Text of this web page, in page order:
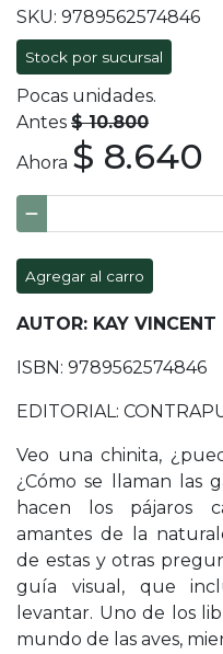
SKU: 9789562574846
Stock por sucursal
Pocas unidades.
Antes $ 10.800
Ahora $ 8.640
Agregar al carro
AUTOR: KAY VINCENT
ISBN: 9789562574846
EDITORIAL:
Veo una chinita,
¿Cómo se llaman las
hacen los pájaros
amantes de la
de estas y otras
guía visual, que
levantar. Uno de los
mundo de las aves,